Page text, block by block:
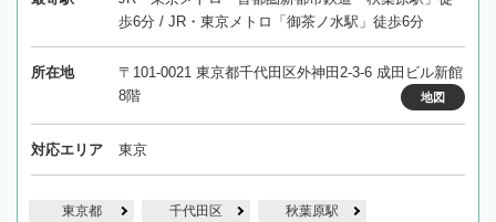
歩6分 / JR・東京メトロ「御茶ノ水駅」徒歩6分
所在地
〒101-0021 東京都千代田区外神田2-3-6 成田ビル新館
8階
地図
対応エリア 東京
東京都 千代田区 秋葉原駅